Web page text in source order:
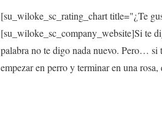
[su_wiloke_sc_rating_chart title="¿Te
[su_wiloke_sc_company_website]Si te
palabra no te digo nada nuevo. Pero… si
empezar en perro y terminar en una